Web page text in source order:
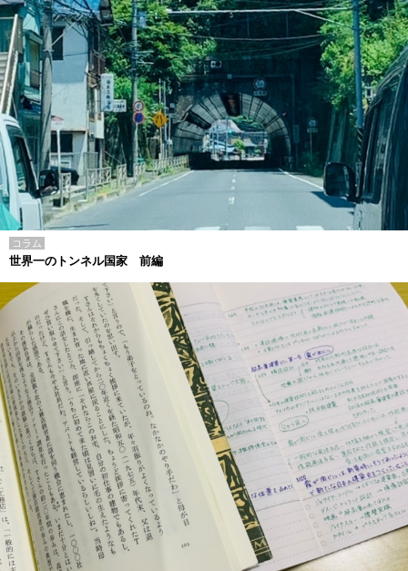
コラム
世界一のトンネル国家 前編